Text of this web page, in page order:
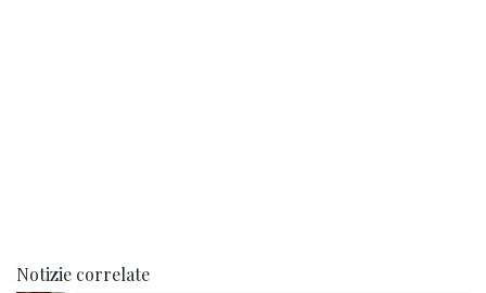
Notizie correlate